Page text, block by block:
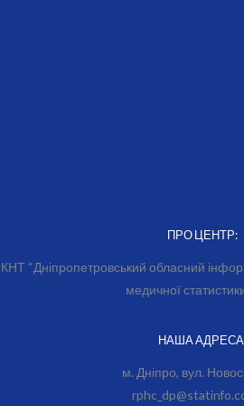
ПРО ЦЕНТР:
КНТ “Дніпропетровський обласний
медичної
НАША
м. Дніпро, вул.